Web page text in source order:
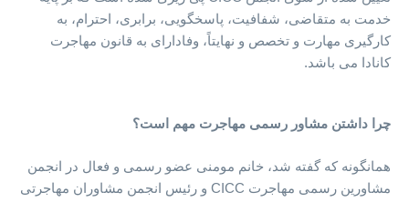
خدمت به متقاضی، شفافیت، پاسخگویی، برابری، احترام، به
کارگیری مهارت و تخصص و نهایتاً، وفادارای به قانون مهاجرت
کانادا می باشد.
چرا داشتن مشاور رسمی مهاجرت مهم است؟
همانگونه که گفته شد، خانم مومنی عضو رسمی و فعال در انجمن
مشاورین رسمی مهاجرت CICC و رئیس انجمن مشاوران مهاجرتی